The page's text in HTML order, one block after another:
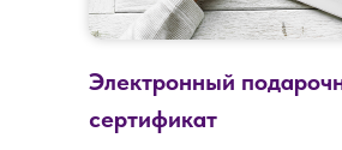
Электронный
сертификат